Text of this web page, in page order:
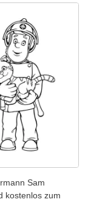
Sam
kostenlos zum